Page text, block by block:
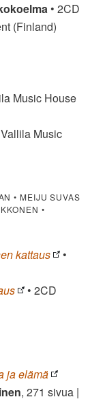
• 2CD
(Finland)
Music House
Music
• MEIJU SUVAS
•
kattaus
•
• 2CD
ja elämä
, 271 sivua |